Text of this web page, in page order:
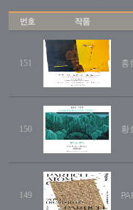
151 홍
150 황
149